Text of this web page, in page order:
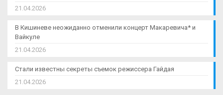
21.04.2026
В Кишиневе неожиданно отменили концерт Макаревича* и
Вайкуле
21.04.2026
Стали известны секреты съемок режиссера Гайдая
21.04.2026